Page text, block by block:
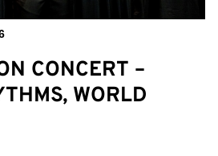
CONCERT –
WORLD